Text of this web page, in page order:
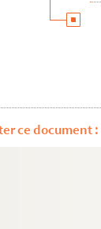
ce document :